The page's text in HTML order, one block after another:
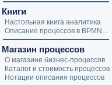
Книги
Настольная книга аналитика
Описание процессов в BPMN...
Магазин процессов
О магазине бизнес-процессов
Каталог и стоимость процессов
Нотации описания процессов